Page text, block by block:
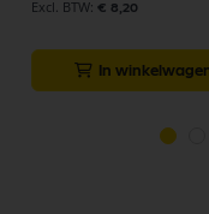
€ 8,20
In